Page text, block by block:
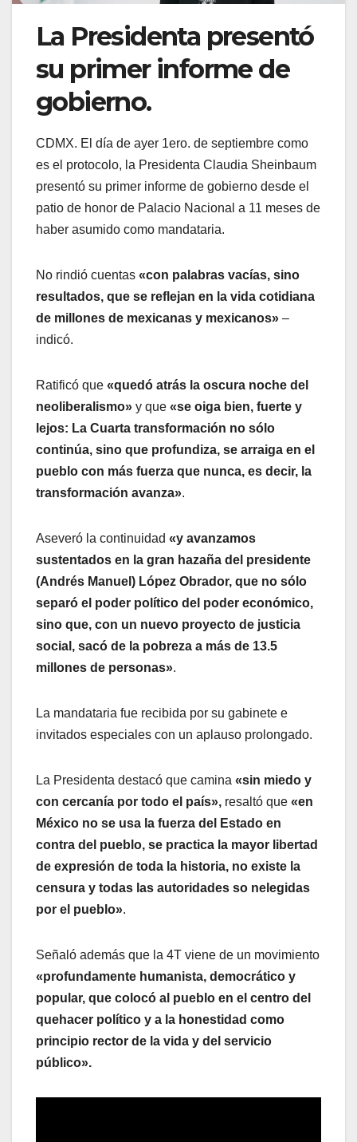
La Presidenta presentó
su primer informe de
gobierno.
CDMX. El día de ayer 1ero. de septiembre como
es el protocolo, la Presidenta Claudia Sheinbaum
presentó su primer informe de gobierno desde el
patio de honor de Palacio Nacional a 11 meses de
haber asumido como mandataria.
No rindió cuentas «con palabras vacías, sino
resultados, que se reflejan en la vida cotidiana
de millones de mexicanas y mexicanos» –
indicó.
Ratificó que «quedó atrás la oscura noche del
neoliberalismo» y que «se oiga bien, fuerte y
lejos: La Cuarta transformación no sólo
continúa, sino que profundiza, se arraiga en el
pueblo con más fuerza que nunca, es decir, la
transformación avanza».
Aseveró la continuidad «y avanzamos
sustentados en la gran hazaña del presidente
(Andrés Manuel) López Obrador, que no sólo
separó el poder político del poder económico,
sino que, con un nuevo proyecto de justicia
social, sacó de la pobreza a más de 13.5
millones de personas».
La mandataria fue recibida por su gabinete e
invitados especiales con un aplauso prolongado.
La Presidenta destacó que camina «sin miedo y
con cercanía por todo el país», resaltó que «en
México no se usa la fuerza del Estado en
contra del pueblo, se practica la mayor libertad
de expresión de toda la historia, no existe la
censura y todas las autoridades so nelegidas
por el pueblo».
Señaló además que la 4T viene de un movimiento
«profundamente humanista, democrático y
popular, que colocó al pueblo en el centro del
quehacer político y a la honestidad como
principio rector de la vida y del servicio
público».